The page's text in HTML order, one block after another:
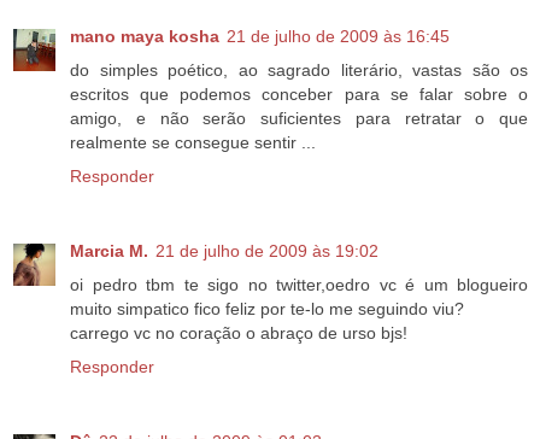
mano maya kosha 21 de julho de 2009 às 16:45
do simples poético, ao sagrado literário, vastas são os
escritos que podemos conceber para se falar sobre o
amigo, e não serão suficientes para retratar o que
realmente se consegue sentir ...
Responder
Marcia M. 21 de julho de 2009 às 19:02
oi pedro tbm te sigo no twitter,oedro vc é um blogueiro
muito simpatico fico feliz por te-lo me seguindo viu?
carrego vc no coração o abraço de urso bjs!
Responder